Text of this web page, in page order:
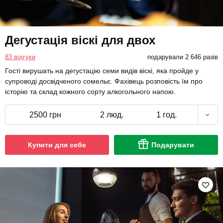
Дегустація віскі для двох
83 відгуки подарували 2 646 разів
Гості вирушать на дегустацію семи видів віскі, яка пройде у
супроводі досвідченого сомельє. Фахівець розповість їм про
історію та склад кожного сорту алкогольного напою.
2500 грн 2 люд. 1 год.
Купити для себе Подарувати